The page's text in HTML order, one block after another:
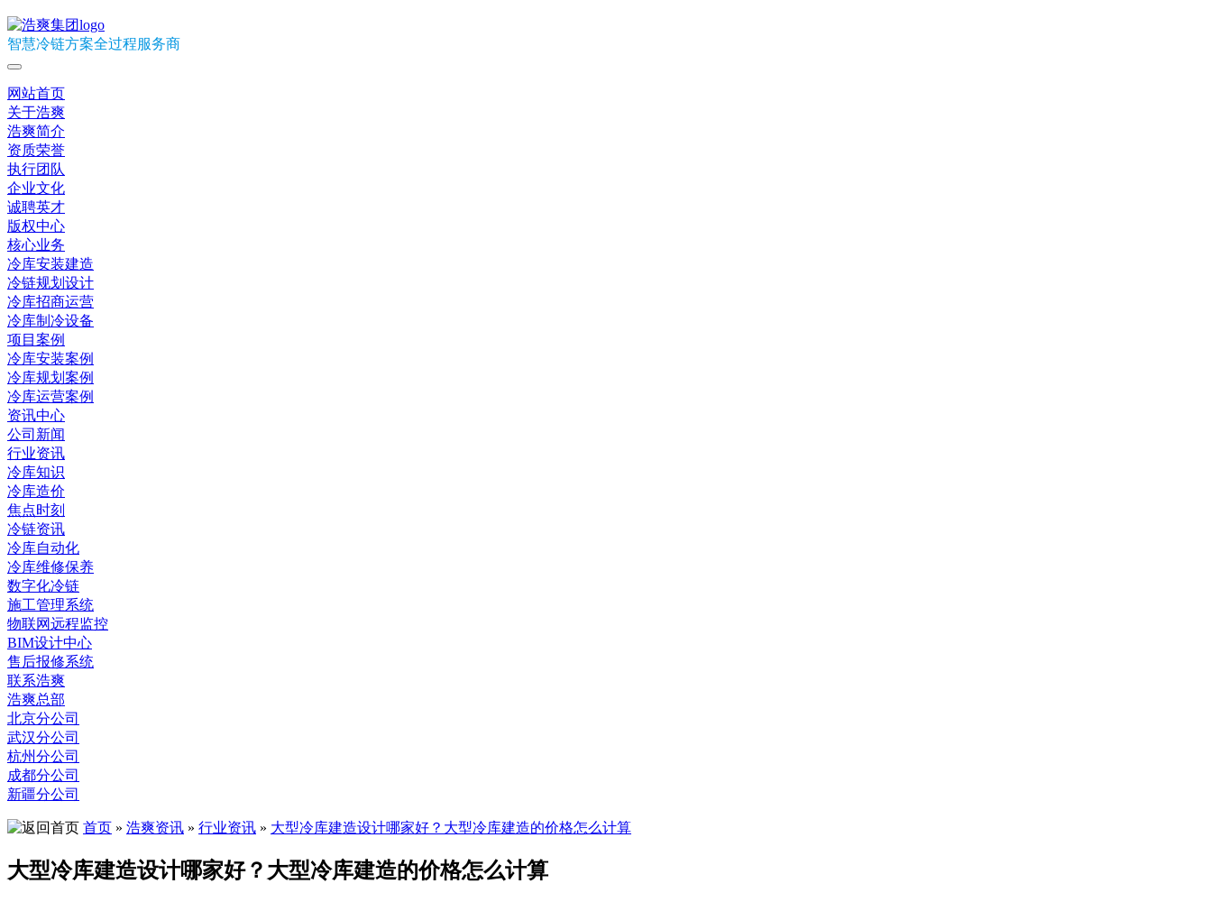
智慧冷链方案全过程服务商
网站首页
关于浩爽
浩爽简介
资质荣誉
执行团队
企业文化
诚聘英才
版权中心
核心业务
冷库安装建造
冷链规划设计
冷库招商运营
冷库制冷设备
项目案例
冷库安装案例
冷库规划案例
冷库运营案例
资讯中心
公司新闻
行业资讯
冷库知识
冷库造价
焦点时刻
冷链资讯
冷库自动化
冷库维修保养
数字化冷链
施工管理系统
物联网远程监控
BIM设计中心
售后报修系统
联系浩爽
浩爽总部
北京分公司
武汉分公司
杭州分公司
成都分公司
新疆分公司
首页 » 浩爽资讯 » 行业资讯 » 大型冷库建造设计哪家好？大型冷库建造的价格怎么计算
大型冷库建造设计哪家好？大型冷库建造的价格怎么计算